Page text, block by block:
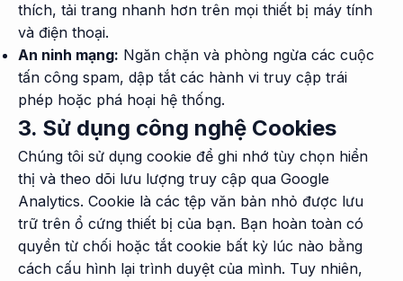
thích, tải trang nhanh hơn trên mọi thiết bị máy tính
và điện thoại.
An ninh mạng: Ngăn chặn và phòng ngừa các cuộc
tấn công spam, dập tắt các hành vi truy cập trái
phép hoặc phá hoại hệ thống.
3. Sử dụng công nghệ Cookies
Chúng tôi sử dụng cookie để ghi nhớ tùy chọn hiển
thị và theo dõi lưu lượng truy cập qua Google
Analytics. Cookie là các tệp văn bản nhỏ được lưu
trữ trên ổ cứng thiết bị của bạn. Bạn hoàn toàn có
quyền từ chối hoặc tắt cookie bất kỳ lúc nào bằng
cách cấu hình lại trình duyệt của mình. Tuy nhiên,